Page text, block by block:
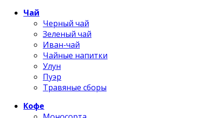
Чай
Черный чай
Зеленый чай
Иван-чай
Чайные напитки
Улун
Пуэр
Травяные сборы
Кофе